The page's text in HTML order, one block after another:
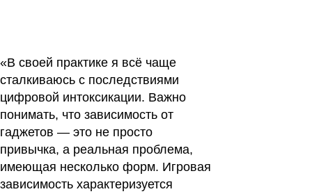
«В своей практике я всё чаще
сталкиваюсь с последствиями
цифровой интоксикации. Важно
понимать, что зависимость от
гаджетов — это не просто
привычка, а реальная проблема,
имеющая несколько форм. Игровая
зависимость характеризуется